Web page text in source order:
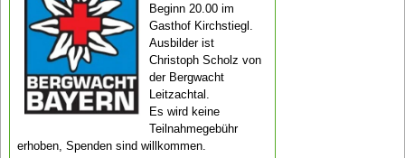
Beginn 20.00 im
Gasthof Kirchstiegl.
Ausbilder ist
Christoph Scholz von
der Bergwacht
Leitzachtal.
Es wird keine
Teilnahmegebühr
erhoben, Spenden sind willkommen.